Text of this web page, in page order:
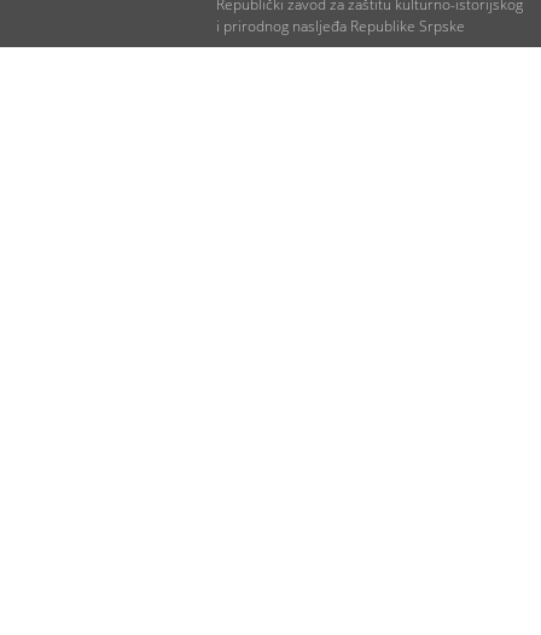
Status zaštite u Hrvatskoj: Nema
Republički zavod za zaštitu kulturno-istorijskog
i prirodnog nasljeđa Republike Srpske